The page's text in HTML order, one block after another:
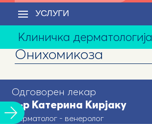
УСЛУГИ
Ремоделирање на тело
Ласерско отстранување на влакна
Клиничка дерматологија
Онихомикоза
Одговорен лекар
д-р Катерина Кирјаку
Дерматолог - венеролог